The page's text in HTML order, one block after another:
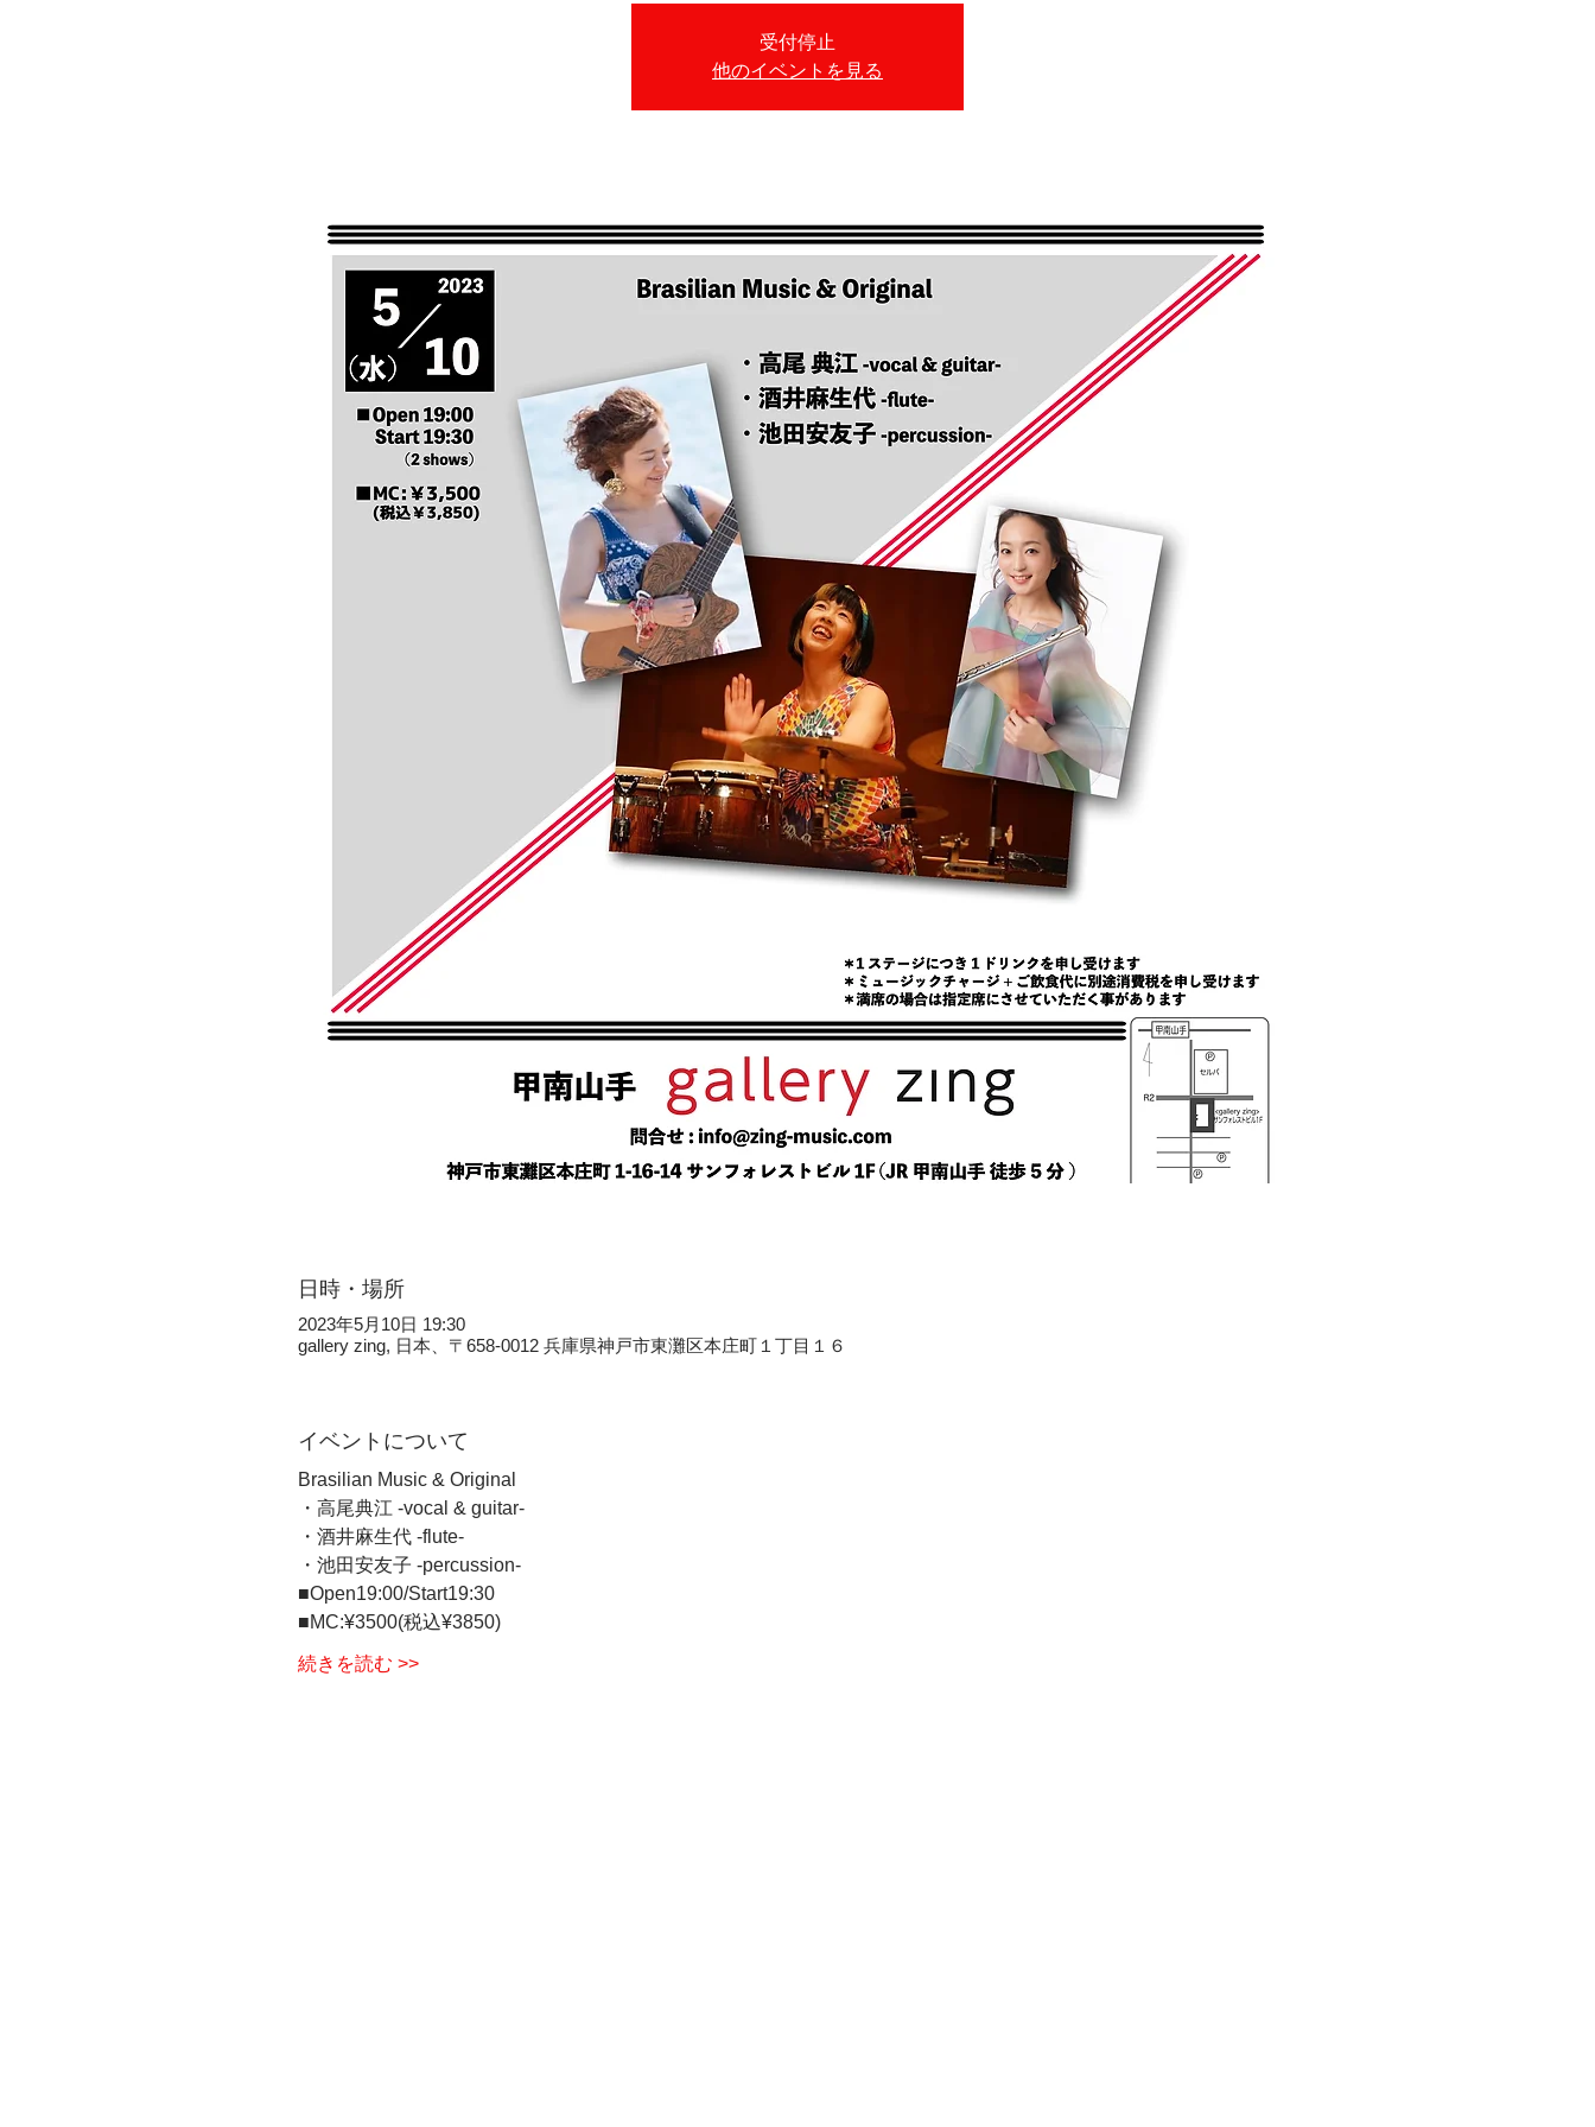
受付停止
他のイベントを見る
日時・場所
2023年5月10日 19:30
gallery zing, 日本、〒658-0012 兵庫県神戸市東灘区本庄町１丁目１６
イベントについて
Brasilian Music & Original
・高尾典江 -vocal & guitar-
・酒井麻生代 -flute-
・池田安友子 -percussion-
■Open19:00/Start19:30
■MC:¥3500(税込¥3850)
続きを読む >>